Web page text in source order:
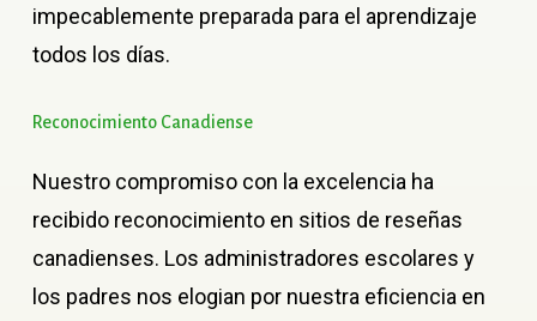
impecablemente preparada para el aprendizaje
todos los días.
Reconocimiento Canadiense
Nuestro compromiso con la excelencia ha
recibido reconocimiento en sitios de reseñas
canadienses. Los administradores escolares y
los padres nos elogian por nuestra eficiencia en